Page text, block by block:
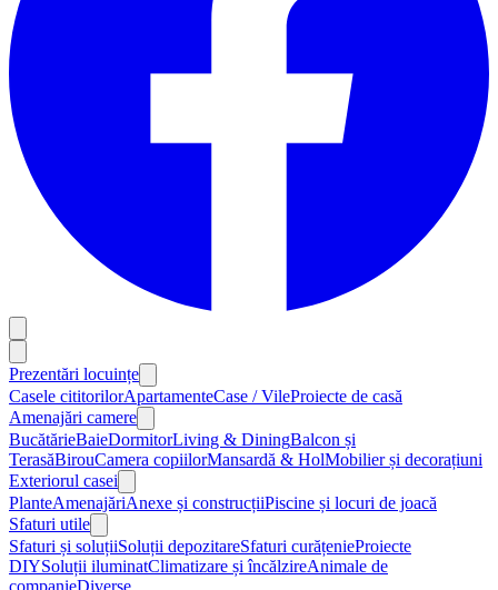
Prezentări locuințe
Casele cititorilorApartamenteCase / VileProiecte de casă
Amenajări camere
BucătărieBaieDormitorLiving & DiningBalcon și
TerasăBirouCamera copiilorMansardă & HolMobilier și decorațiuni
Exteriorul casei
PlanteAmenajăriAnexe și construcțiiPiscine și locuri de joacă
Sfaturi utile
Sfaturi și soluțiiSoluții depozitareSfaturi curățenieProiecte
DIYSoluții iluminatClimatizare și încălzireAnimale de
companieDiverse